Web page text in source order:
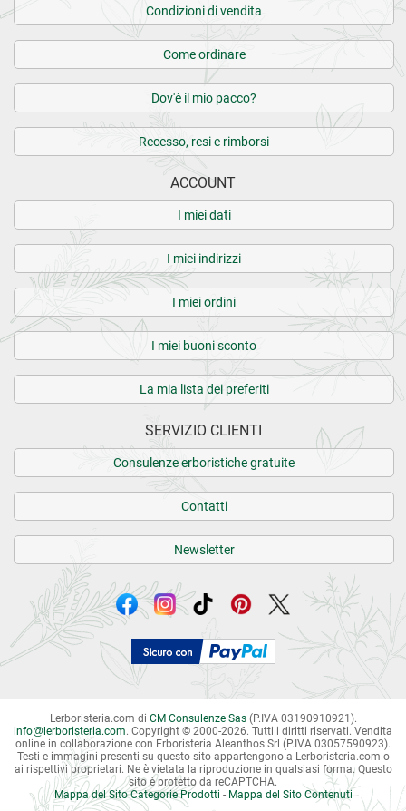
Condizioni di vendita
Come ordinare
Dov'è il mio pacco?
Recesso, resi e rimborsi
ACCOUNT
I miei dati
I miei indirizzi
I miei ordini
I miei buoni sconto
La mia lista dei preferiti
SERVIZIO CLIENTI
Consulenze erboristiche gratuite
Contatti
Newsletter
Lerboristeria.com di CM Consulenze Sas(P.IVA 03190910921).
info@ lerboristeria.com. Copyright © 2000-2026. Tutti i diritti riservati. Vendita
online in collaborazione con Erboristeria Aleanthos Srl (P.IVA 03057590923).
Testi e immagini presenti su questo sito appartengono a Lerboristeria.com o
ai rispettivi proprietari. Ne è vietata la riproduzione in qualsiasi forma. Questo
sito è protetto da reCAPTCHA.
Mappa del Sito Categorie Prodotti - Mappa del Sito Contenuti